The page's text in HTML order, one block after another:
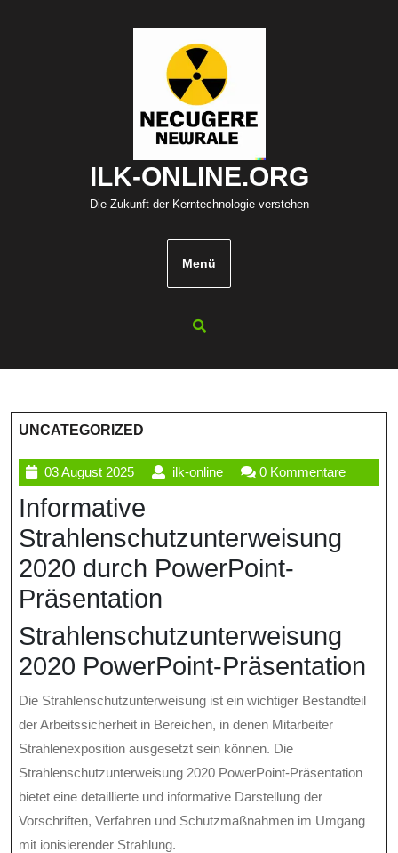
ILK-ONLINE.ORG
Die Zukunft der Kerntechnologie verstehen
Menü
UNCATEGORIZED
03 August 202503
August
2025
ilk-onlineilk-
online
0 Kommentare
Informative
Strahlenschutzunterweisung
2020 durch PowerPoint-
Präsentation
Strahlenschutzunterweisung
2020 PowerPoint-Präsentation
Die Strahlenschutzunterweisung ist ein wichtiger Bestandteil
der Arbeitssicherheit in Bereichen, in denen Mitarbeiter
Strahlenexposition ausgesetzt sein können. Die
Strahlenschutzunterweisung 2020 PowerPoint-Präsentation
bietet eine detaillierte und informative Darstellung der
Vorschriften, Verfahren und Schutzmaßnahmen im Umgang
mit ionisierender Strahlung.